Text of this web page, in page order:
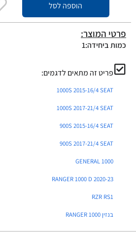
הוספה לסל
פרטי המוצר:
כמות ביחידה:1
פריט זה מתאים לדגמים:
1000S 2015-16/4 SEAT
1000S 2017-21/4 SEAT
900S 2015-16/4 SEAT
900S 2017-21/4 SEAT
GENERAL 1000
RANGER 1000 D 2020-23
RZR RS1
בנזין RANGER 1000